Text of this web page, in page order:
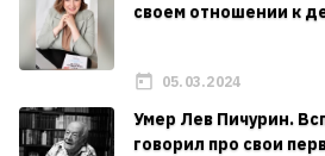
своем отношении к
05.03.2024
Умер Лев Пичурин.
говорил про свои